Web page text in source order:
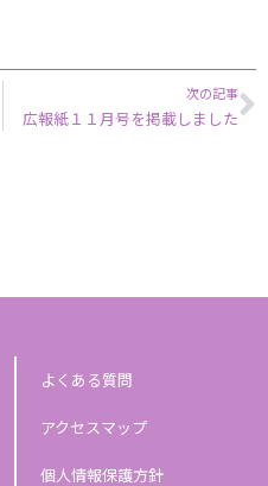
次の記事
広報紙１１月号を掲載しました
よくある質問
アクセスマップ
個人情報保護方針